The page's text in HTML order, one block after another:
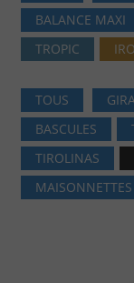
BALANCE MAXI
TROPIC
TOUS
BASCULES
TIROLINAS
MAISONNETTES